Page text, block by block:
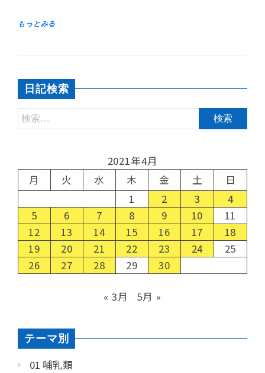
日記検索
2021年4月
月
火 水 木 金 土
日
1
2 3
4
5
6 7 8 9 10
11
12
13 14 15 16 17
18
19
20 21 22 23 24
25
26
27 28 29 30
« 3月 5月 »
テーマ別
01 哺乳類